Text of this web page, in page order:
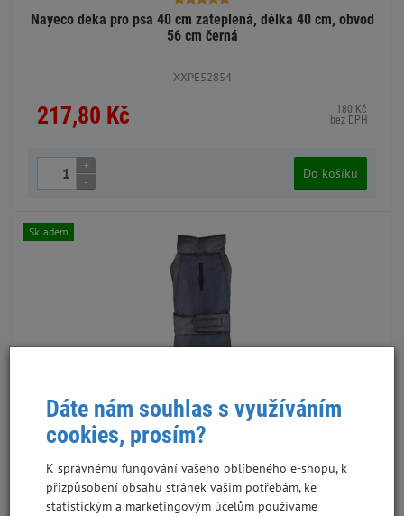
Nayeco deka pro psa 40 cm zateplená, délka 40 cm, obvod
56 cm černá
XXPE52854
217,80 Kč
180 Kč
bez DPH
+
-
Do košíku
Nayeco deka pro psa 45 cm zateplená, délka 48 cm, obvod
XXPE52855
Skladem
Dáte nám souhlas s využíváním
cookies, prosím?
K správnému fungování vašeho oblíbeného e-shopu, k
přizpůsobení obsahu stránek vašim potřebám, ke
statistickým a marketingovým účelům používáme